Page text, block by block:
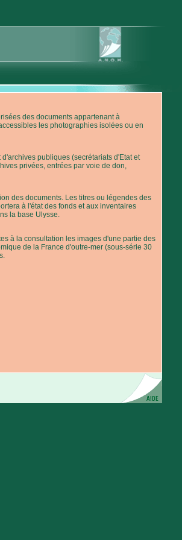
des documents appartenant à
les photographies isolées ou en
publiques (secrétariats d'Etat et
privées, entrées par voie de don,
des documents. Les titres ou légendes des
à l'état des fonds et aux inventaires
la base Ulysse.
à la consultation les images d'une partie des
de la France d'outre-mer (sous-série 30